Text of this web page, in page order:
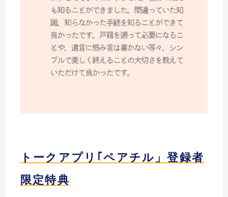
トークアプリ｢ペアチル」登録者
限定特典